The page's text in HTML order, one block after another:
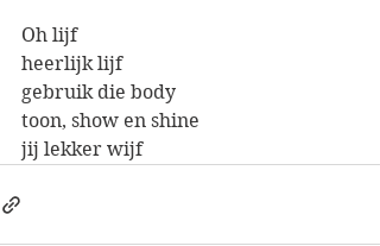
Oh lijf
heerlijk lijf
gebruik die body
toon, show en shine
jij lekker wijf